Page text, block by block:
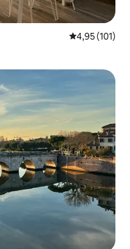
4,95 af 5 í
4,95 (101)